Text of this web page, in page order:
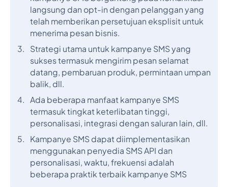
langsung dan opt-in dengan pelanggan yang
telah memberikan persetujuan eksplisit untuk
menerima pesan bisnis.
Strategi utama untuk kampanye SMS yang
sukses termasuk mengirim pesan selamat
datang, pembaruan produk, permintaan umpan
balik, dll.
Ada beberapa manfaat kampanye SMS
termasuk tingkat keterlibatan tinggi,
personalisasi, integrasi dengan saluran lain, dll.
Kampanye SMS dapat diimplementasikan
menggunakan penyedia SMS API dan
personalisasi, waktu, frekuensi adalah
beberapa praktik terbaik kampanye SMS